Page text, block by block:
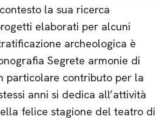
la sua ricerca
elaborati per alcuni
archeologica è
Segrete armonie di
particolare contributo per la
anni si dedica all’attività
felice stagione del teatro di